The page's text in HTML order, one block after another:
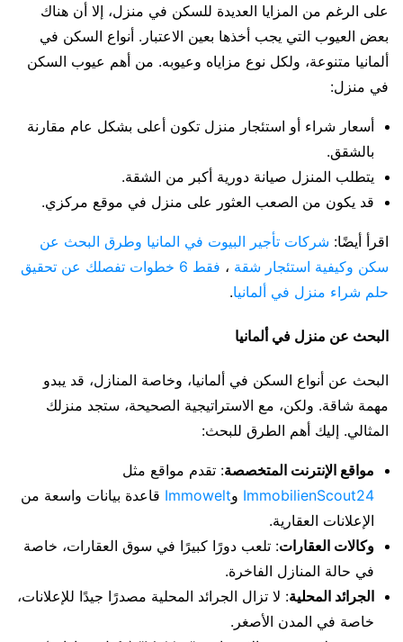
على الرغم من المزايا العديدة للسكن في منزل، إلا أن هناك
بعض العيوب التي يجب أخذها بعين الاعتبار. أنواع السكن في
ألمانيا متنوعة، ولكل نوع مزاياه وعيوبه. من أهم عيوب السكن
في منزل:
أسعار شراء أو استئجار منزل تكون أعلى بشكل عام مقارنة
بالشقق.
يتطلب المنزل صيانة دورية أكبر من الشقة.
قد يكون من الصعب العثور على منزل في موقع مركزي.
اقرأ أيضًا: شركات تأجير البيوت في المانيا وطرق البحث عن
سكن وكيفية استئجار شقة ،
فقط 6 خطوات تفصلك عن تحقيق
حلم شراء منزل في ألمانيا.
البحث عن منزل في ألمانيا
البحث عن أنواع السكن في ألمانيا، وخاصة المنازل، قد يبدو
مهمة شاقة. ولكن، مع الاستراتيجية الصحيحة، ستجد منزلك
المثالي. إليك أهم الطرق للبحث:
مواقع الإنترنت المتخصصة: تقدم مواقع مثل
ImmobilienScout24 وImmowelt قاعدة بيانات واسعة من
الإعلانات العقارية.
وكالات العقارات: تلعب دورًا كبيرًا في سوق العقارات، خاصة
في حالة المنازل الفاخرة.
الجرائد المحلية: لا تزال الجرائد المحلية مصدرًا جيدًا للإعلانات،
خاصة في المدن الأصغر.